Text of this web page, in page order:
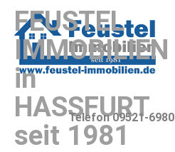
FEUSTEL
IMMOBILIEN
in
HASSFURT
seit 1981
Telefon 09521-6980